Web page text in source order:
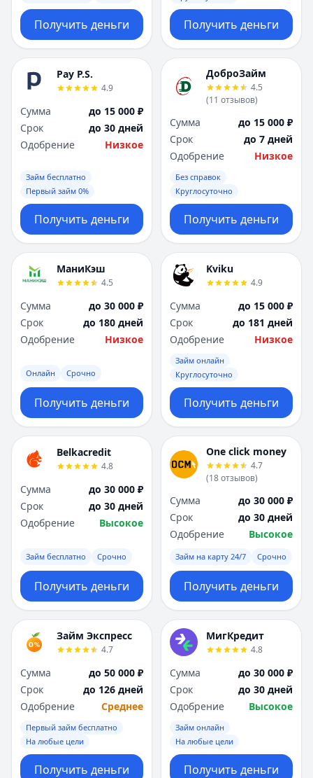
Получить деньги Получить деньги
Pay P.S.
4.9
Сумма
до 15 000 ₽
Срок
до 30 дней
Одобрение
Низкое
Займ бесплатно
Первый займ 0%
Получить деньги
ДоброЗайм
4.5
(11 отзывов)
Сумма
до 15 000 ₽
Срок
до 7 дней
Одобрение
Низкое
Без справок
Круглосуточно
Получить деньги
МаниКэш
4.5
Сумма
до 30 000 ₽
Срок
до 180 дней
Одобрение
Низкое
Онлайн Срочно
Получить деньги
Kviku
4.9
Сумма
до 15 000 ₽
Срок
до 181 дней
Одобрение
Низкое
Займ онлайн
Круглосуточно
Получить деньги
Belkacredit
4.8
Сумма
до 30 000 ₽
Срок
до 30 дней
Одобрение
Высокое
Займ бесплатно Срочно
Получить деньги
One click money
4.7
(18отзывов)
Сумма
до 30 000 ₽
Срок
до 30 дней
Одобрение
Высокое
Займ на карту 24/7 Срочно
Получить деньги
Займ Экспресс
4.7
Сумма
до 50 000 ₽
Срок
до 126 дней
Одобрение
Среднее
Первый займ бесплатно
На любые цели
Получить деньги
МигКредит
4.8
Сумма
до 30 000 ₽
Срок
до 30 дней
Одобрение
Высокое
Займ онлайн
На любые цели
Получить деньги